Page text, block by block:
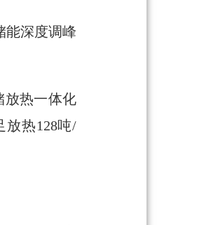
能深度调峰
放热一体化
放热128吨/